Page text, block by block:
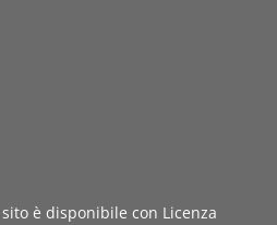
è disponibile con Licenza